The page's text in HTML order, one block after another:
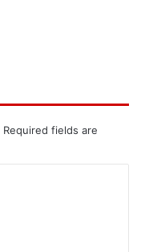
Required fields are